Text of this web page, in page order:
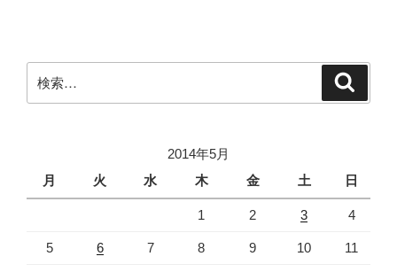
ン
索:
2014年5月
月
火 水 木 金 土 日
1 2 3 4
5 6 7 8 9 10 11